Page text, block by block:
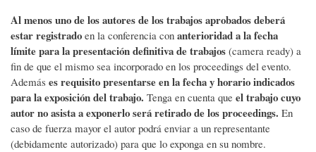
Al menos uno de los autores de los trabajos aprobados deberá
estar registrado en la conferencia con anterioridad a la fecha
límite para la presentación definitiva de trabajos (camera ready) a
fin de que el mismo sea incorporado en los proceedings del evento.
Además es requisito presentarse en la fecha y horario indicados
para la exposición del trabajo. Tenga en cuenta que el trabajo cuyo
autor no asista a exponerlo será retirado de los proceedings. En
caso de fuerza mayor el autor podrá enviar a un representante
(debidamente autorizado) para que lo exponga en su nombre.